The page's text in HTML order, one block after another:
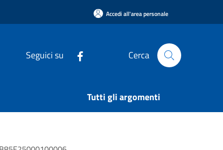
Accedi all'area personale
Seguici su Cerca
Tutti gli argomenti